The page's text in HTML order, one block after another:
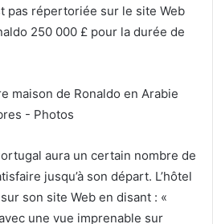
pas répertoriée sur le site Web
250 000 £ pour la durée de
aura un certain nombre de
jusqu’à son départ. L’hôtel
son site Web en disant : «
une vue imprenable sur